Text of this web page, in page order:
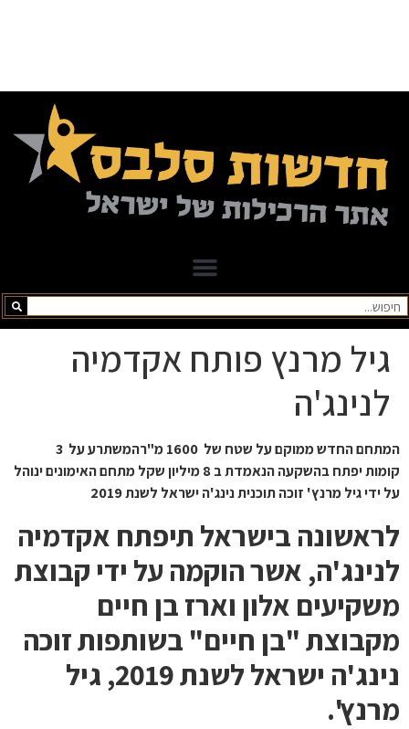
גיל מרנץ פותח אקדמיה
לנינג'ה
המתחם החדש ממוקם על שטח של 1600 מ"רהמשתרע על 3
קומות יפתח בהשקעה הנאמדת ב 8 מיליון שקל מתחם האימונים ינוהל
על ידי גיל מרנץ' זוכה תוכנית נינג'ה ישראל לשנת 2019
לראשונה בישראל תיפתח אקדמיה
לנינג'ה, אשר הוקמה על ידי קבוצת
משקיעים אלון וארז בן חיים
מקבוצת "בן חיים" בשותפות זוכה
נינג'ה ישראל לשנת 2019, גיל
מרנץ'.